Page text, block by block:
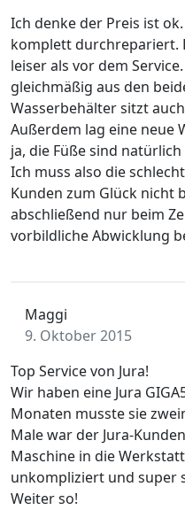
Ich denke der Preis ist
komplett durchrepariert.
leiser als vor dem
gleichmäßig aus den
Wasserbehälter sitzt
Außerdem lag eine neue
ja, die Füße sind
Ich muss also die
Kunden zum Glück nicht
abschließend nur beim
vorbildliche Abwicklung
Maggi
9. Oktober 2015
Top Service von Jura!
Wir haben eine Jura
Monaten musste sie
Male war der Jura-
Maschine in die
unkompliziert und super
Weiter so!